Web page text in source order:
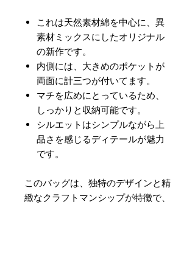
これは天然素材綿を中心に、異
素材ミックスにしたオリジナル
の新作です。
内側には、大きめのポケットが
両面に計三つが付いてます。
マチを広めにとっているため、
しっかりと収納可能です。
シルエットはシンプルながら上
品さを感じるディテールが魅力
です。
このバッグは、独特のデザインと精
緻なクラフトマンシップが特徴で、